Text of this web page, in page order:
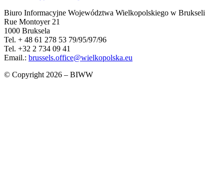
Biuro Informacyjne Województwa Wielkopolskiego w Brukseli
Rue Montoyer 21
1000 Bruksela
Tel. + 48 61 278 53 79/95/97/96
Tel. +32 2 734 09 41
Email.: brussels.office@wielkopolska.eu
© Copyright 2026 – BIWW